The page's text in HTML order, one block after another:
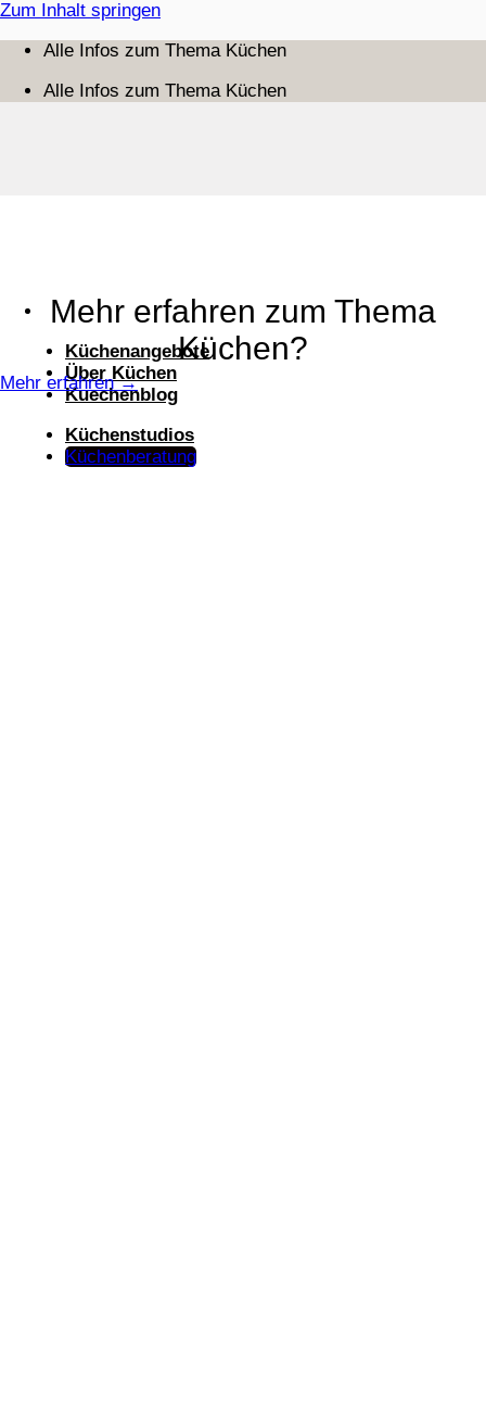
Zum Inhalt springen
Alle Infos zum Thema Küchen
Alle Infos zum Thema Küchen
Küchenangebote
Über Küchen
Kuechenblog
Küchenstudios
Küchenberatung
Mehr erfahren zum Thema
Küchen?
Mehr erfahren →